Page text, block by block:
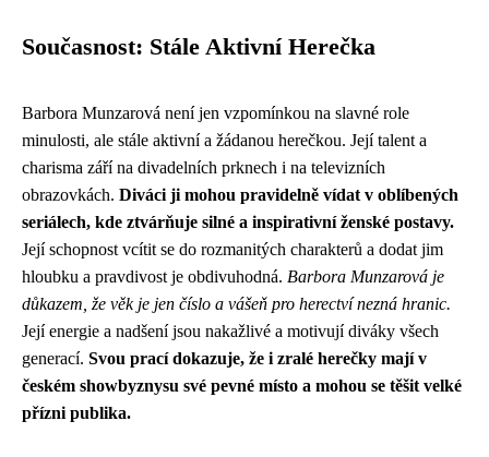
Současnost: Stále Aktivní Herečka
Barbora Munzarová není jen vzpomínkou na slavné role
minulosti, ale stále aktivní a žádanou herečkou. Její talent a
charisma září na divadelních prknech i na televizních
obrazovkách. Diváci ji mohou pravidelně vídat v oblíbených
seriálech, kde ztvárňuje silné a inspirativní ženské postavy.
Její schopnost vcítit se do rozmanitých charakterů a dodat jim
hloubku a pravdivost je obdivuhodná. Barbora Munzarová je
důkazem, že věk je jen číslo a vášeň pro herectví nezná hranic.
Její energie a nadšení jsou nakažlivé a motivují diváky všech
generací. Svou prací dokazuje, že i zralé herečky mají v
českém showbyznysu své pevné místo a mohou se těšit velké
přízni publika.